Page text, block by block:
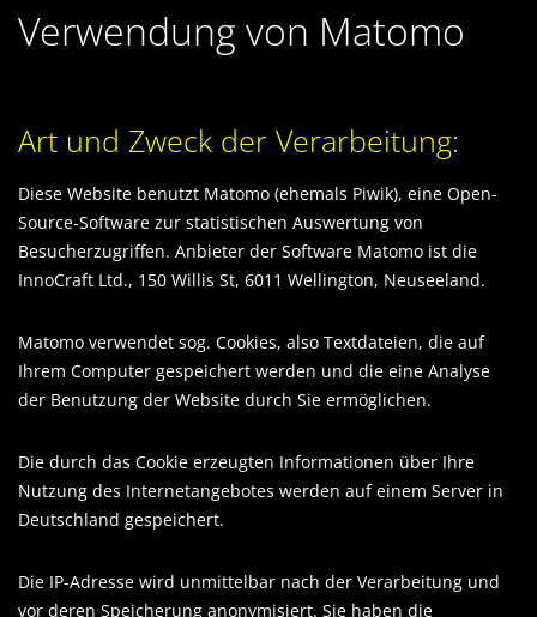
Verwendung von Matomo
Art und Zweck der Verarbeitung:
Diese Website benutzt Matomo (ehemals Piwik), eine Open-
Source-Software zur statistischen Auswertung von
Besucherzugriffen. Anbieter der Software Matomo ist die
InnoCraft Ltd., 150 Willis St, 6011 Wellington, Neuseeland.
Matomo verwendet sog. Cookies, also Textdateien, die auf
Ihrem Computer gespeichert werden und die eine Analyse
der Benutzung der Website durch Sie ermöglichen.
Die durch das Cookie erzeugten Informationen über Ihre
Nutzung des Internetangebotes werden auf einem Server in
Deutschland gespeichert.
Die IP-Adresse wird unmittelbar nach der Verarbeitung und
vor deren Speicherung anonymisiert. Sie haben die